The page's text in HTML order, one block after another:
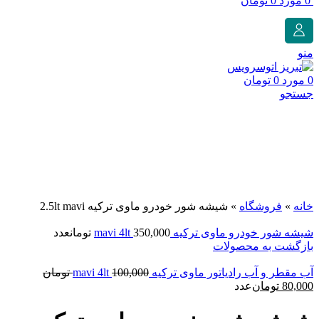
منو
0 مورد 0 تومان
جستجو
خانه » فروشگاه » شیشه شور خودرو ماوی ترکیه 2.5lt mavi
شیشه شور خودرو ماوی ترکیه mavi 4lt 350,000 تومانعدد
بازگشت به محصولات
آب مقطر و آب رادیاتور ماوی ترکیه mavi 4lt 100,000 تومانقیمت
80,000 تومانقیمت
80,000 تومان.
عدد